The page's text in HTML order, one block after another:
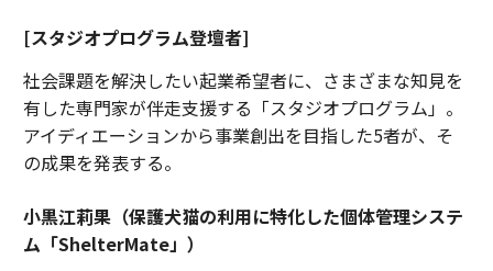
[スタジオプログラム登壇者]
社会課題を解決したい起業希望者に、さまざまな知見を
有した専門家が伴走支援する「スタジオプログラム」。
アイディエーションから事業創出を目指した5者が、そ
の成果を発表する。
小黒江莉果（保護犬猫の利用に特化した個体管理システ
ム「ShelterMate」）